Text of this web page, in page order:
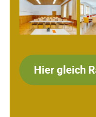
Hier gleich